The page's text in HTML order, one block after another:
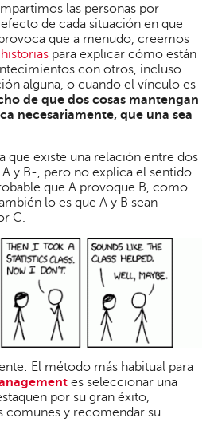
las personas por
de cada situación en que
que a menudo, creemos
para explicar cómo están
con otros, incluso
alguna, o cuando el vínculo es
de que dos cosas mantengan
necesariamente, que una sea
que existe una relación entre dos
y B-, pero no explica el sentido
que A provoque B, como
lo es que A y B sean
C.
El método más habitual para
es seleccionar una
por su gran éxito,
comunes y recomendar su